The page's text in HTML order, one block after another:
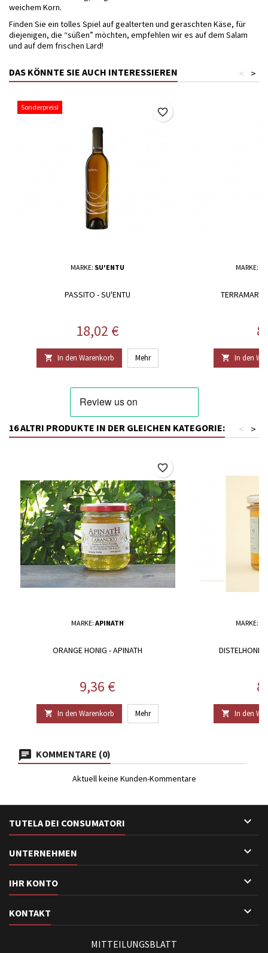
weichem Korn.
Finden Sie ein tolles Spiel auf gealterten und geraschten Käse, für
diejenigen, die “süßen” möchten, empfehlen wir es auf dem Salam
und auf dem frischen Lard!
DAS KÖNNTE SIE AUCH INTERESSIEREN >
<
Sonderpreis!
MARKE: SU'ENTU
PASSITO - SU'ENTU
Preis
18,02 €
 In den Warenkorb Mehr
favorite_border
MARKE:
TERRAMARE
 In den
16 ALTRI PRODUKTE IN DER GLEICHEN KATEGORIE: >
<
MARKE: APINATH
ORANGE HONIG - APINATH
Preis
9,36 €
 In den Warenkorb Mehr
favorite_border
MARKE:
DISTELHONIG
 In den
KOMMENTARE (0)
Aktuell keine Kunden-Kommentare
TUTELA DEI CONSUMATORI 
UNTERNEHMEN 
IHR KONTO 
KONTAKT 
MITTEILUNGSBLATT